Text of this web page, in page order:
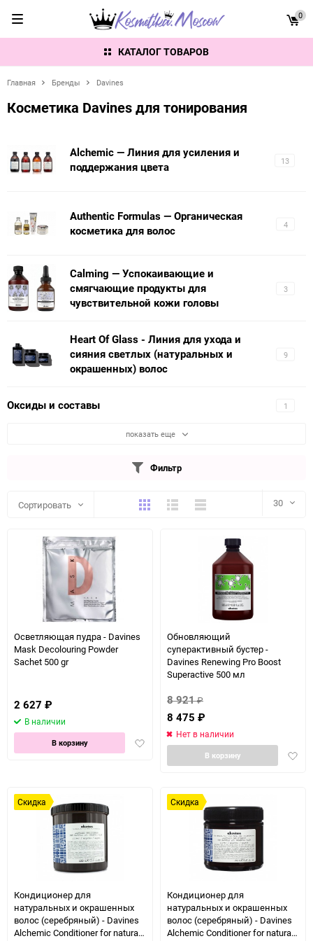
КАТАЛОГ ТОВАРОВ
0
Главная Бренды Davines
Косметика Davines для тонирования
13
Alchemic — Линия для усиления и
поддержания цвета
4
Authentic Formulas — Органическая
косметика для волос
3
Calming — Успокаивающие и
смягчающие продукты для
чувствительной кожи головы
9
Heart Of Glass - Линия для ухода и
сияния светлых (натуральных и
окрашенных) волос
1
Оксиды и составы
показать еще
Фильтр
Сортировать ПлиткаПодробноКомпактно 30
Осветляющая пудра - Davines
Mask Decolouring Powder
Sachet 500 gr
2 627 ₽
В наличии
Добавить
избранное
В корзину
Обновляющий
суперактивный бустер -
Davines Renewing Pro Boost
Superactive 500 мл
8 921₽
8 475 ₽
Нет в наличии
В корзину
Скидка
Кондиционер для
натуральных и окрашенных
волос (серебряный) - Davines
Alchemic Conditioner for natural
Скидка
Кондиционер для
натуральных и окрашенных
волос (серебряный) - Davines
Alchemic Conditioner for natural